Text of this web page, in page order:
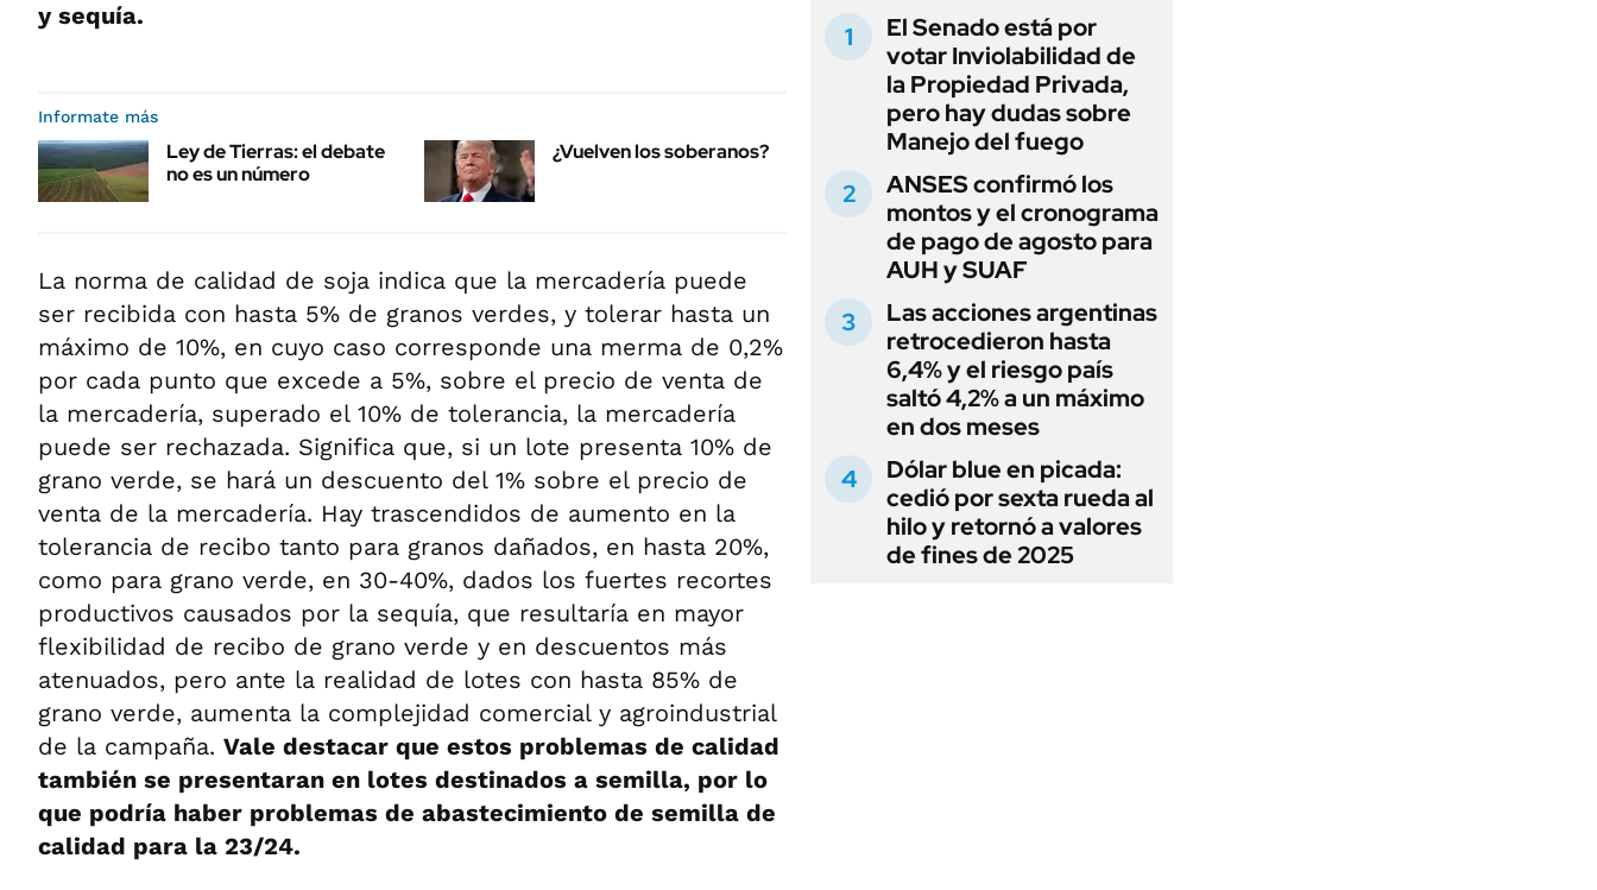
y sequía.
Informate más
Ley de Tierras: el debate
no es un número
¿Vuelven los soberanos?
La norma de calidad de soja indica que la mercadería puede
ser recibida con hasta 5% de granos verdes, y tolerar hasta un
máximo de 10%, en cuyo caso corresponde una merma de 0,2%
por cada punto que excede a 5%, sobre el precio de venta de
la mercadería, superado el 10% de tolerancia, la mercadería
puede ser rechazada. Significa que, si un lote presenta 10% de
grano verde, se hará un descuento del 1% sobre el precio de
venta de la mercadería. Hay trascendidos de aumento en la
tolerancia de recibo tanto para granos dañados, en hasta 20%,
como para grano verde, en 30-40%, dados los fuertes recortes
productivos causados por la sequía, que resultaría en mayor
flexibilidad de recibo de grano verde y en descuentos más
atenuados, pero ante la realidad de lotes con hasta 85% de
grano verde, aumenta la complejidad comercial y agroindustrial
de la campaña. Vale destacar que estos problemas de calidad
también se presentaran en lotes destinados a semilla, por lo
que podría haber problemas de abastecimiento de semilla de
calidad para la 23/24.
El Senado está por
votar Inviolabilidad de
la Propiedad Privada,
pero hay dudas sobre
Manejo del fuego
ANSES confirmó los
montos y el cronograma
de pago de agosto para
AUH y SUAF
Las acciones argentinas
retrocedieron hasta
6,4% y el riesgo país
saltó 4,2% a un máximo
en dos meses
Dólar blue en picada:
cedió por sexta rueda al
hilo y retornó a valores
de fines de 2025